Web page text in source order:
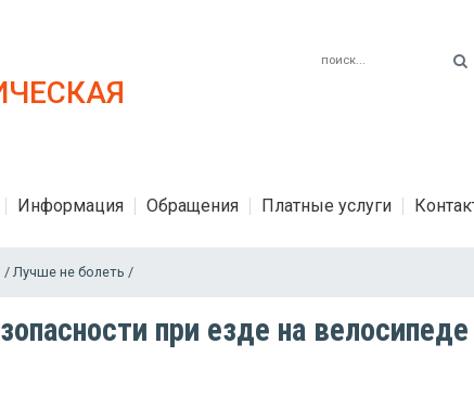
Информация Обращения Платные услуги
/ Лучше не болеть /
при езде на велосипеде